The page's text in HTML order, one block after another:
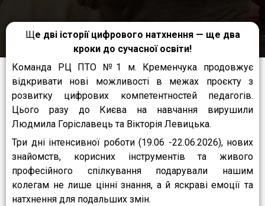
Ще дві історії цифрового натхнення — ще два
кроки до сучасної освіти!
Команда РЦ ПТО №1 м. Кременчука продовжує
відкривати нові можливості в межах проєкту з
розвитку цифрових компетентностей педагогів.
Цього разу до Києва на навчання вирушили
Людмила Горіславець та Вікторія Левицька.
Три дні інтенсивної роботи (19.06 -22.06.2026), нових
знайомств, корисних інструментів та живого
професійного спілкування подарували нашим
колегам не лише цінні знання, а й яскраві емоції та
натхнення для подальших змін.